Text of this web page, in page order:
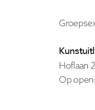
Hoflaan
Op